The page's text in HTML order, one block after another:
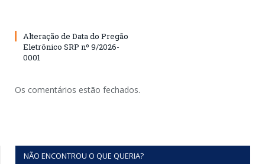
Alteração de Data do Pregão
Eletrônico SRP nº 9/2026-
0001
Os comentários estão fechados.
NÃO ENCONTROU O QUE QUERIA?